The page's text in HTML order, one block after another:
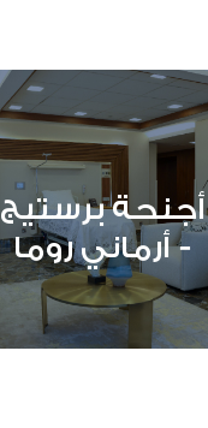
أجنحة برستيج
- أرماني روما